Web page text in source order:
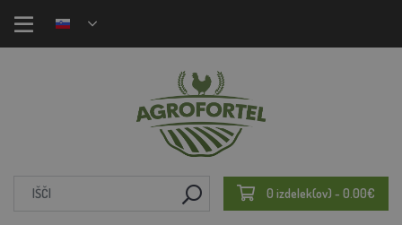
0 izdelek(ov) - 0.00€